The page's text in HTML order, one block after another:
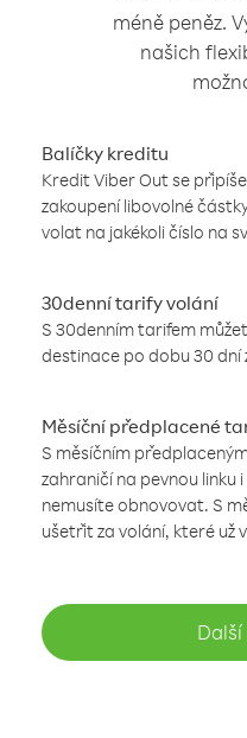
méně peněz.
našich
Balíčky kreditu
Kredit Viber Out se
zakoupení libovolné
volat na jakékoli číslo na
30denní tarify volání
S 30denním tarifem
destinace po dobu 30 dní
Měsíční předplacené
S měsíčním
zahraničí na pevnou linku
nemusíte obnovovat. S
ušetřit za volání, které už